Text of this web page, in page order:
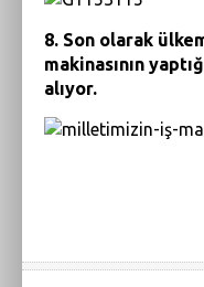
8. Son olarak
makinasının
alıyor.